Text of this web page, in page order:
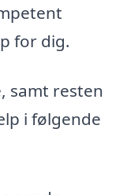
for dig.
samt resten
i følgende